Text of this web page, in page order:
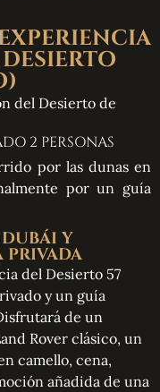
del Desierto de
2 PERSONAS
por las dunas en
por un guía
DUBÁI Y
PRIVADA
del Desierto 57
y un guía
de un
Rover clásico, un
camello, cena,
añadida de una